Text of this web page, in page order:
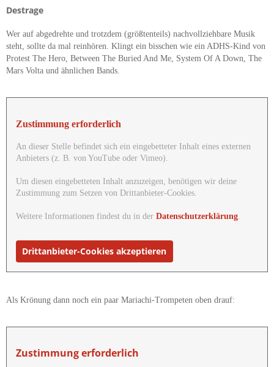
n
Destrage
Wer auf abgedrehte und trotzdem (größtenteils) nachvollziehbare Musik
steht, sollte da mal reinhören. Klingt ein bisschen wie ein ADHS-Kind von
Protest The Hero, Between The Buried And Me, System Of A Down, The
Mars Volta und ähnlichen Bands.
Zustimmung erforderlich
An dieser Stelle befindet sich ein eingebetteter Inhalt eines externen
Anbieters (z. B. von YouTube oder Vimeo).
Um diesen eingebetteten Inhalt anzuzeigen, benötigen wir deine
Zustimmung zum Setzen von Drittanbieter-Cookies.
Weitere Informationen findest du in der Datenschutzerklärung
Drittanbieter-Cookies akzeptieren
Als Krönung dann noch ein paar Mariachi-Trompeten oben drauf:
Zustimmung erforderlich